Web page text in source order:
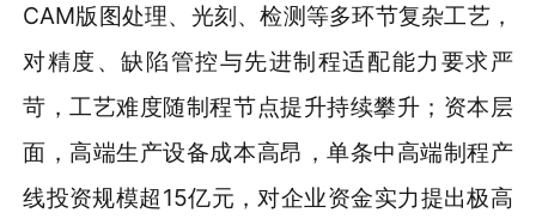
CAM版图处理、光刻、检测等多环节复杂工艺，
对精度、缺陷管控与先进制程适配能力要求严
苛，工艺难度随制程节点提升持续攀升；资本层
面，高端生产设备成本高昂，单条中高端制程产
线投资规模超15亿元，对企业资金实力提出极高